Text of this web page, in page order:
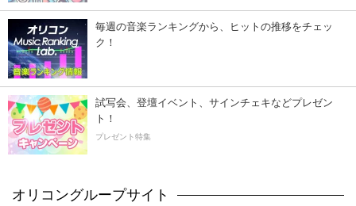
毎週の音楽ランキングから、ヒットの推移をチェッ
ク！
試写会、登壇イベント、サインチェキなどプレゼン
ト！
プレゼント特集
オリコングループサイト